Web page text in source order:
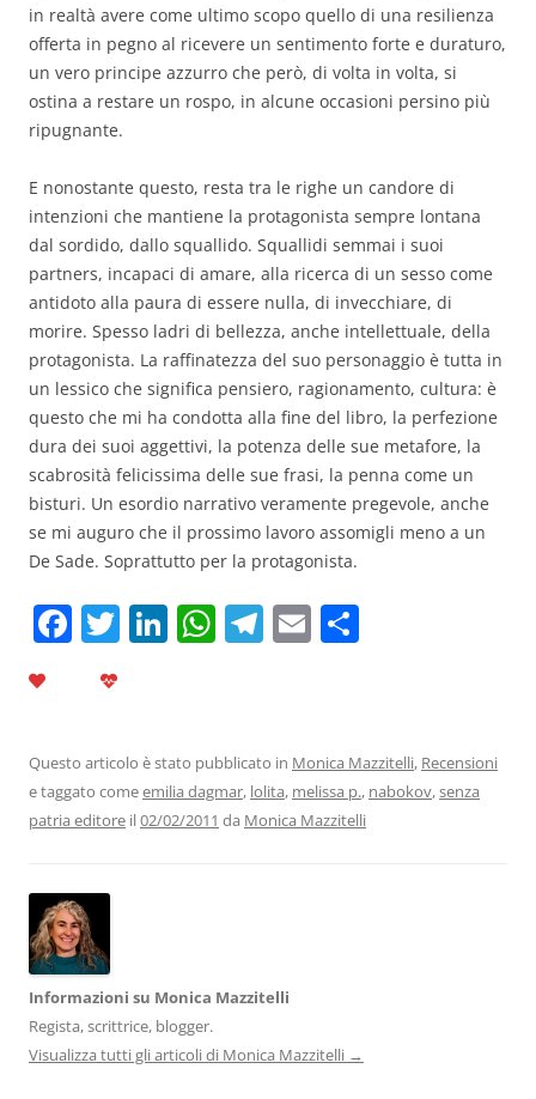
in realtà avere come ultimo scopo quello di una resilienza
offerta in pegno al ricevere un sentimento forte e duraturo,
un vero principe azzurro che però, di volta in volta, si
ostina a restare un rospo, in alcune occasioni persino più
ripugnante.
E nonostante questo, resta tra le righe un candore di
intenzioni che mantiene la protagonista sempre lontana
dal sordido, dallo squallido. Squallidi semmai i suoi
partners, incapaci di amare, alla ricerca di un sesso come
antidoto alla paura di essere nulla, di invecchiare, di
morire. Spesso ladri di bellezza, anche intellettuale, della
protagonista. La raffinatezza del suo personaggio è tutta in
un lessico che significa pensiero, ragionamento, cultura: è
questo che mi ha condotta alla fine del libro, la perfezione
dura dei suoi aggettivi, la potenza delle sue metafore, la
scabrosità felicissima delle sue frasi, la penna come un
bisturi. Un esordio narrativo veramente pregevole, anche
se mi auguro che il prossimo lavoro assomigli meno a un
De Sade. Soprattutto per la protagonista.
F
b
o
k
T Li
dI
n
W
A
p
T
a
m
E
vi
di
Questo articolo è stato pubblicato in Monica Mazzitelli, Recensioni
e taggato comeemilia dagmar, lolita, melissa p., nabokov,senza
patria editore il02/02/2011 da Monica Mazzitelli
Informazioni su Monica Mazzitelli
Regista, scrittrice, blogger.
Visualizza tutti gli articoli di Monica Mazzitelli →